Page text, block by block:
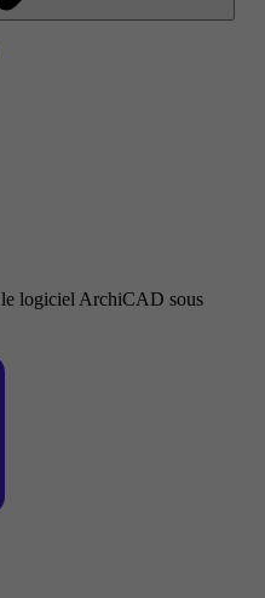
le logiciel ArchiCAD sous